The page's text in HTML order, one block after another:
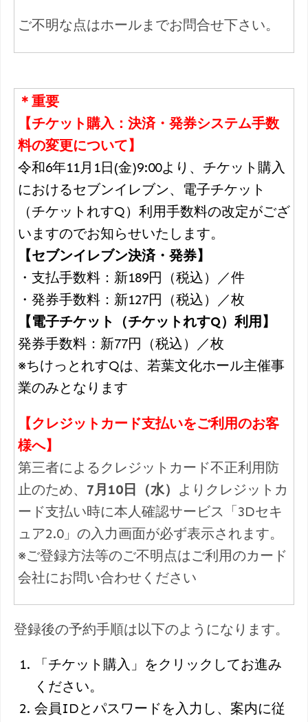
ご不明な点はホールまでお問合せ下さい。
＊重要
【チケット購入：決済・発券システム手数
料の変更について】
令和6年11月1日(金)9:00より、チケット購入
におけるセブンイレブン、電子チケット
（チケットれすQ）利用手数料の改定がござ
いますのでお知らせいたします。
【セブンイレブン決済・発券】
・支払手数料：新189円（税込）／件
・発券手数料：新127円（税込）／枚
【電子チケット（チケットれすQ）利用】
発券手数料：新77円（税込）／枚
※ちけっとれすQは、若葉文化ホール主催事
業のみとなります
【クレジットカード支払いをご利用のお客
様へ】
第三者によるクレジットカード不正利用防
止のため、 7月10日（水） よりクレジットカ
ード支払い時に本人確認サービス「3Dセキ
ュア2.0」の入力画面が必ず表示されます。
※ご登録方法等のご不明点はご利用のカード
会社にお問い合わせください
登録後の予約手順は以下のようになります。
「チケット購入」をクリックしてお進み
ください。
会員IDとパスワードを入力し、案内に従